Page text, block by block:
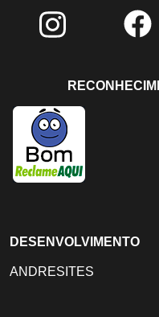
DESENVOLVIMENTO
ANDRESITES